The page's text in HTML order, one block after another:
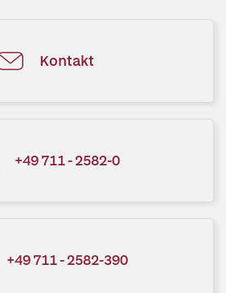
Kontakt
+49 711 - 2582-0
+49 711 - 2582-390